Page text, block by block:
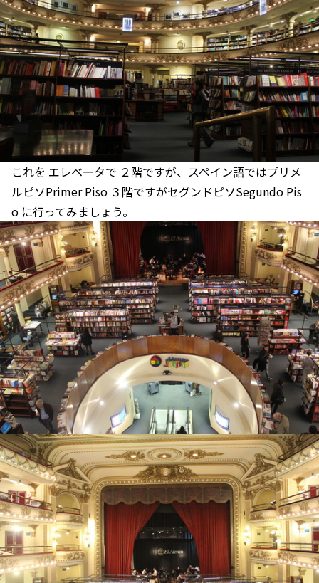
これを エレベータで ２階ですが、スペイン語ではプリメ
ルピソPrimer Piso ３階ですがセグンドピソSegundo Pis
o に行ってみましょう。